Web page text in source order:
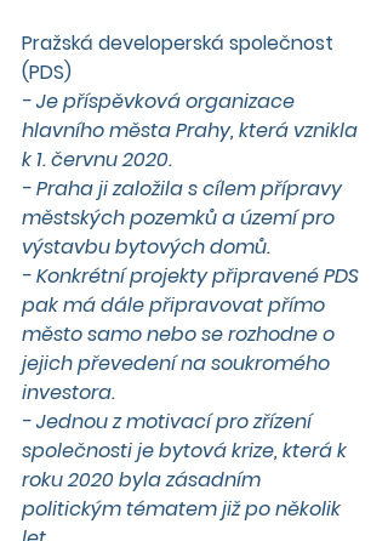
Pražská developerská společnost
(PDS)
- Je příspěvková organizace
hlavního města Prahy, která vznikla
k 1. červnu 2020.
- Praha ji založila s cílem přípravy
městských pozemků a území pro
výstavbu bytových domů.
- Konkrétní projekty připravené PDS
pak má dále připravovat přímo
město samo nebo se rozhodne o
jejich převedení na soukromého
investora.
- Jednou z motivací pro zřízení
společnosti je bytová krize, která k
roku 2020 byla zásadním
politickým tématem již po několik